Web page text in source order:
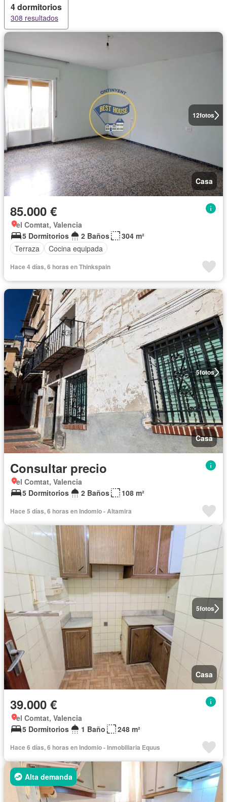
4 dormitorios
308 resultados
12fotos
Casa
85.000 €
el Comtat, Valencia
5 Dormitorios
2 Baños
304 m²
Terraza
Cocina equipada
Hace 4 días, 6 horas en Thinkspain
5fotos
Casa
Consultar precio
el Comtat, Valencia
5 Dormitorios
2 Baños 108 m²
Hace 5 días, 6 horas en Indomio - Altamira
5fotos
Casa
39.000 €
el Comtat, Valencia
5 Dormitorios
1 Baño 248 m²
Hace 6 días, 6 horas en Indomio - Inmobiliaria Equus
Alta demanda